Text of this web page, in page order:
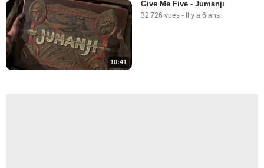
10:41
Give Me Five - Jumanji
32 726 vues - Il y a 6 ans